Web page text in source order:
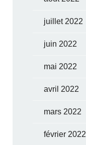
juillet 2022
juin 2022
mai 2022
avril 2022
mars 2022
février 2022